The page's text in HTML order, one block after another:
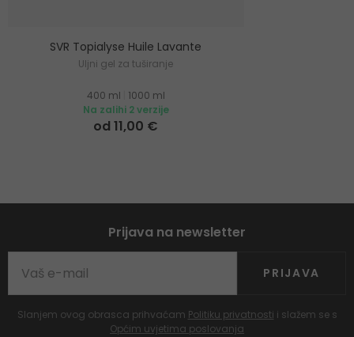
SVR Topialyse Huile Lavante
Uljni gel za tuširanje
400 ml
1000 ml
Na zalihi 2 verzije
od 11,00 €
Prijava na newsletter
PRIJAVA
Slanjem ovog obrasca prihvaćam Politiku privatnosti i slažem se s
Općim uvjetima poslovanja